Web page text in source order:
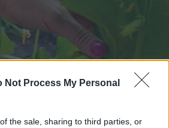
Not Process My Personal
the sale, sharing to third parties, or